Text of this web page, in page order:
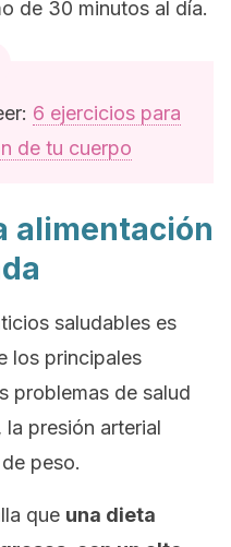
de 30 minutos al día.
6 ejercicios para
de tu cuerpo
alimentación
saludables es
los principales
problemas de salud
presión arterial
peso.
que una dieta